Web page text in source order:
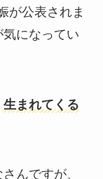
が公表されま
になってい
生まれてくる
んですが、